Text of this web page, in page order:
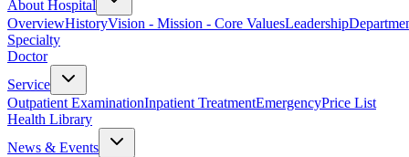
About Hospital
OverviewHistoryVision - Mission - Core ValuesLeadership
Specialty
Doctor
Service
Outpatient ExaminationInpatient TreatmentEmergencyPrice List
Health Library
News & Events